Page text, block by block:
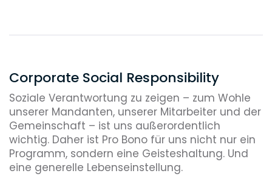
Corporate Social Responsibility
Soziale Verantwortung zu zeigen – zum Wohle
unserer Mandanten, unserer Mitarbeiter und der
Gemeinschaft – ist uns außerordentlich
wichtig. Daher ist Pro Bono für uns nicht nur ein
Programm, sondern eine Geisteshaltung. Und
eine generelle Lebenseinstellung.